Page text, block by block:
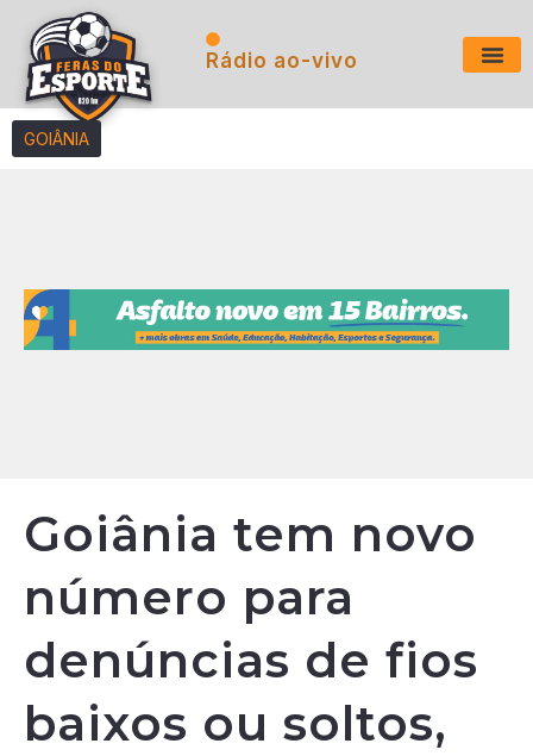
Rádio ao-vivo
GOIÂNIA
Goiânia tem novo
número para
denúncias de fios
baixos ou soltos,